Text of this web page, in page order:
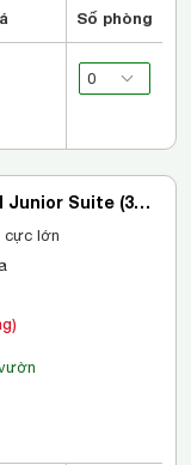
Số phòng
Junior Suite (3
cực lớn